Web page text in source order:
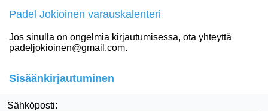
Padel Jokioinen varauskalenteri
Jos sinulla on ongelmia kirjautumisessa, ota yhteyttä
padeljokioinen@gmail.com.
Sisäänkirjautuminen
Sähköposti: